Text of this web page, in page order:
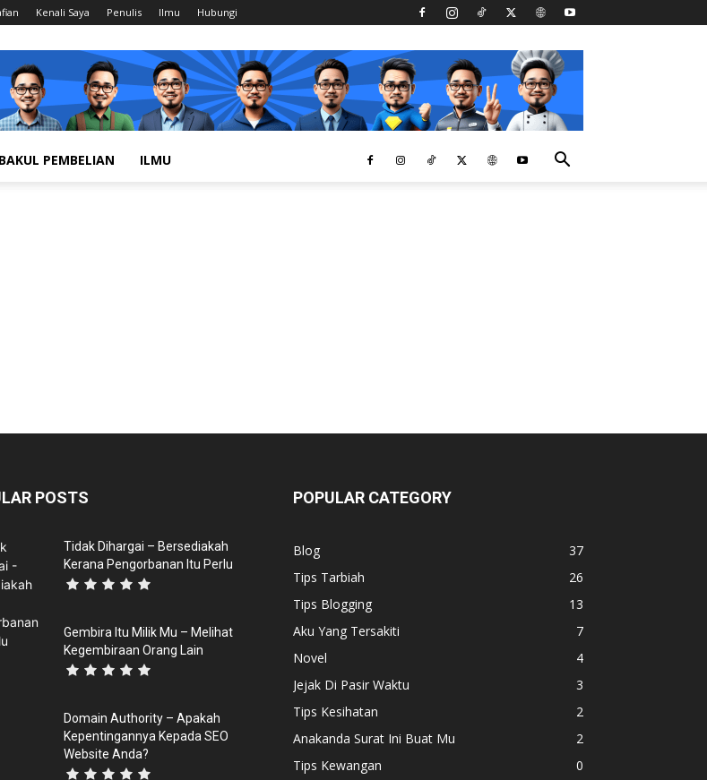
Kenali Saya Penulis Ilmu Hubungi
BAKUL PEMBELIAN ILMU
POSTS
Tidak Dihargai – Bersediakah
Kerana Pengorbanan Itu Perlu
Gembira Itu Milik Mu – Melihat
Kegembiraan Orang Lain
Domain Authority – Apakah
Kepentingannya Kepada SEO
Website Anda?
POPULAR CATEGORY
Blog
37
Tips Tarbiah
26
Tips Blogging
13
Aku Yang Tersakiti
7
Novel
4
Jejak Di Pasir Waktu
3
Tips Kesihatan
2
Anakanda Surat Ini Buat Mu
2
Tips Kewangan
0